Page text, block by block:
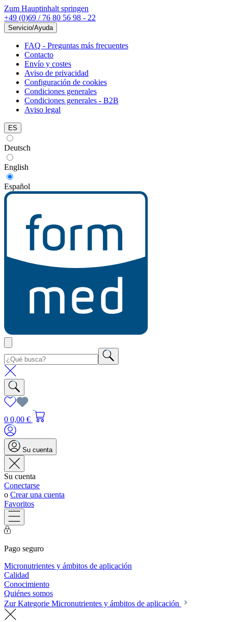
Zum Hauptinhalt springen
+49 (0)69 / 76 80 56 98 - 22
Servicio/Ayuda
FAQ - Preguntas más frecuentes
Contacto
Envío y costes
Aviso de privacidad
Configuración de cookies
Condiciones generales
Condiciones generales - B2B
Aviso legal
ES
Deutsch
English
Español
0 0,00 €
Su cuenta
Su cuenta
Conectarse
o Crear una cuenta
Favoritos
Pago seguro
Micronutrientes y ámbitos de aplicación
Calidad
Conocimiento
Quiénes somos
Zur Kategorie Micronutrientes y ámbitos de aplicación